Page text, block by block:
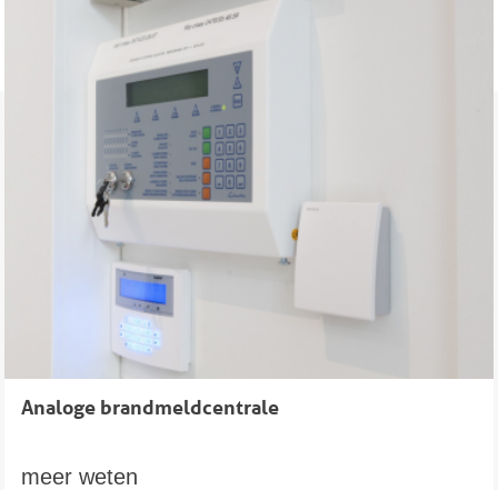
Analoge brandmeldcentrale
meer weten